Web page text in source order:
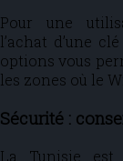
Pour une
l’achat d’une
options vous
les zones où le
Sécurité :
La Tunisie est